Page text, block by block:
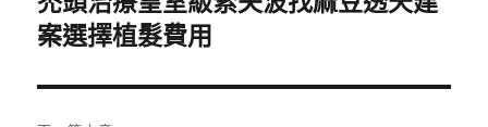
導
覽
一
文
章:
案選擇植髮費用